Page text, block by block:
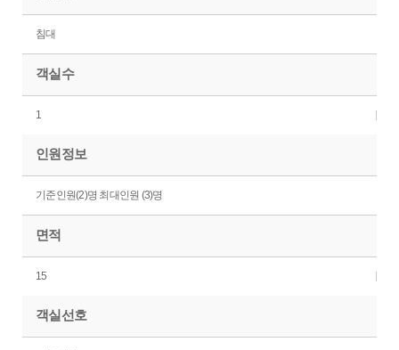
침대
객실수
1
인원정보
기준인원(2)명 최대인원 (3)명
면적
15
객실선호